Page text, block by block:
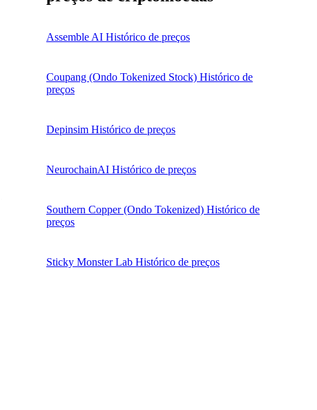
Assemble AI Histórico de preços
Coupang (Ondo Tokenized Stock) Histórico de
preços
Depinsim Histórico de preços
NeurochainAI Histórico de preços
Southern Copper (Ondo Tokenized) Histórico de
preços
Sticky Monster Lab Histórico de preços